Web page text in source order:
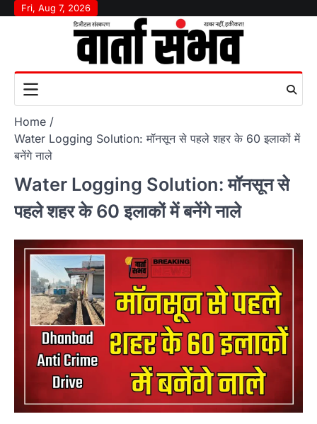
SkipFri, Aug 7, 2026
Home
Water Logging Solution: मॉनसून से पहले शहर के 60 इलाकों में
बनेंगे नाले
Water Logging Solution: मॉनसून से
पहले शहर के 60 इलाकों में बनेंगे नाले